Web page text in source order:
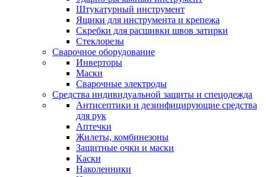
Штукатурный инструмент
Ящики для инструмента и крепежа
Скребки для расшивки швов затирки
Стеклорезы
Сварочное оборудование
Инверторы
Маски
Сварочные электроды
Средства индивидуальной защиты и спецодежда
Антисептики и дезинфицирующие средства
для рук
Аптечки
Жилеты, комбинезоны
Защитные очки и маски
Каски
Наколенники